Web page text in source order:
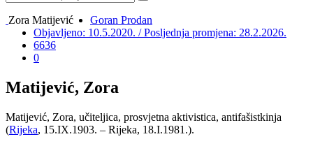
Zora Matijević
Goran Prodan
Objavljeno: 10.5.2020. / Posljednja promjena: 28.2.2026.
6636
0
Matijević, Zora
Matijević, Zora, učiteljica, prosvjetna aktivistica, antifašistkinja
(Rijeka, 15.IX.1903. – Rijeka, 18.I.1981.).